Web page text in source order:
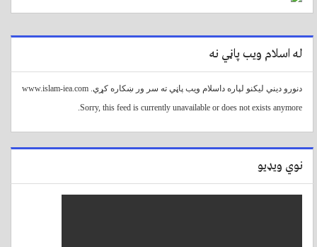
له اسلام ویب پاڼي نه
دنورو دیني لیکنو لپاره داسلام ویب پاڼي ته سر ور ښکاره کړي. www.islam-iea.com
Sorry, this feed is currently unavailable or does not exists anymore.
نوي ویډیو